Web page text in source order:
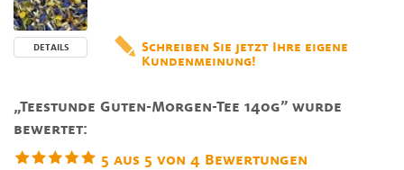
DETAILS
Schreiben Sie jetzt Ihre eigene
Kundenmeinung!
„Teestunde Guten-Morgen-Tee 140g” wurde
bewertet:
5 aus 5 von 4 Bewertungen